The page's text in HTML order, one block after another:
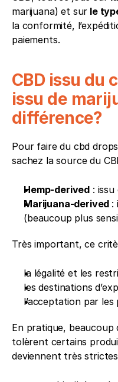
marijuana) et sur le
la conformité,
paiements.
CBD issu du
issu de
différence?
Pour faire du cbd
sachez la source du
Hemp-derived :
Marijuana-derived :
(beaucoup plus
Très important, ce
la légalité et les
les destinations
l’acceptation par
En pratique, beaucoup
tolèrent certains
deviennent très strictes